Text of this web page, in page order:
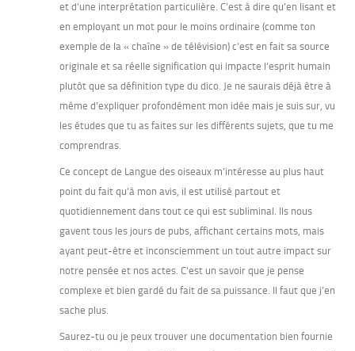
et d’une interprétation particulière. C’est à dire qu’en lisant et
en employant un mot pour le moins ordinaire (comme ton
exemple de la « chaîne » de télévision) c’est en fait sa source
originale et sa réelle signification qui impacte l’esprit humain
plutôt que sa définition type du dico. Je ne saurais déjà être à
même d’expliquer profondément mon idée mais je suis sur, vu
les études que tu as faites sur les différents sujets, que tu me
comprendras.
Ce concept de Langue des oiseaux m’intéresse au plus haut
point du fait qu’à mon avis, il est utilisé partout et
quotidiennement dans tout ce qui est subliminal. Ils nous
gavent tous les jours de pubs, affichant certains mots, mais
ayant peut-être et inconsciemment un tout autre impact sur
notre pensée et nos actes. C’est un savoir que je pense
complexe et bien gardé du fait de sa puissance. Il faut que j’en
sache plus.
Saurez-tu ou je peux trouver une documentation bien fournie